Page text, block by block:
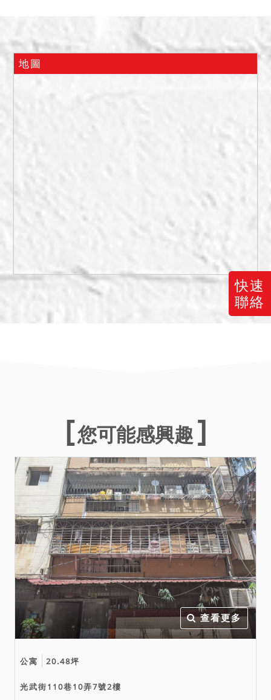
快速
聯絡
人已搬離，是否仍有租約需
與債務人確認，屋內共有３
室Ｂ１編號６４，應無增
二、本件拍賣標的為債務人
與其家屬占有中，故拍定後
三、嗣囑託估價師事務所至
現場履勘查明該不動產有無
發生影響交易之特殊事由，
經估價師事務所函復稱：本
件建築完成日期為８４年３
月２３日，勘估之標的土地
屬住宅區，經查詢市政府、
原子能委員會及現場外觀訪
查，應無海砂屋、輻射屋、
備註
一、上開不動產４宗合併拍
賣，請投標人分別出價。
二、拍賣最低價額合計新台
幣：貳仟玖佰伍拾萬元，以
總價最高者得標。
三、保證金新台幣：伍佰玖
拾萬元。
四、本件拍賣標的設定之抵
押權，於拍定後均塗銷。
五、本件拍賣標的之原所有
權人或使用人如有積欠工程
受益費、水電費、瓦斯費、
解決。
地圖
您可能感興趣
查看更多
公寓 20.48坪
光武街110巷10弄7號2樓